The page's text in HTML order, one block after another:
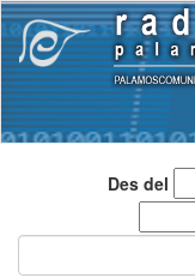
Des del